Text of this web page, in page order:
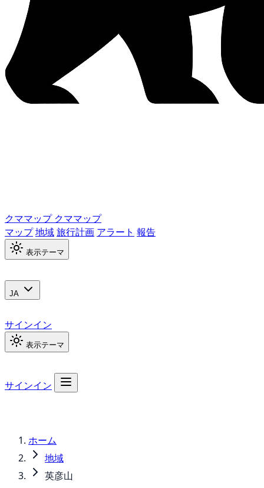
クママップ クママップ
マップ地域旅行計画 アラート 報告
表示テーマ
JA
サインイン
表示テーマ
サインイン
ホーム
地域
英彦山